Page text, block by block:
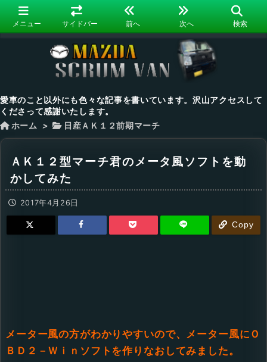
メニュー サイドバー 前へ 次へ 検索
愛車のこと以外にも色々な記事を書いています。沢山アクセスして
くださって感謝いたします。
ホーム > 日産ＡＫ１２前期マーチ
ＡＫ１２型マーチ君のメータ風ソフトを動
かしてみた
2017年4月26日
Copy
メーター風の方がわかりやすいので、メーター風にＯ
ＢＤ２－Ｗｉｎソフトを作りなおしてみました。